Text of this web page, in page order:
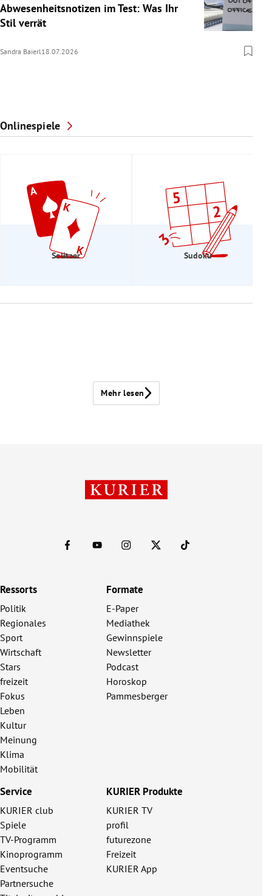
Abwesenheitsnotizen im Test: Was Ihr
Stil verrät
Sandra Baierl 18.07.2026
Onlinespiele
Solitaer Sudoku
Mehr lesen
Ressorts
Politik
Regionales
Sport
Wirtschaft
Stars
freizeit
Fokus
Leben
Kultur
Meinung
Klima
Mobilität
Formate
E-Paper
Mediathek
Gewinnspiele
Newsletter
Podcast
Horoskop
Pammesberger
Service
KURIER club
Spiele
TV-Programm
Kinoprogramm
Eventsuche
Partnersuche
KURIER Produkte
KURIER TV
profil
futurezone
Freizeit
KURIER App